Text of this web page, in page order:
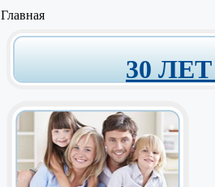
Главная
30